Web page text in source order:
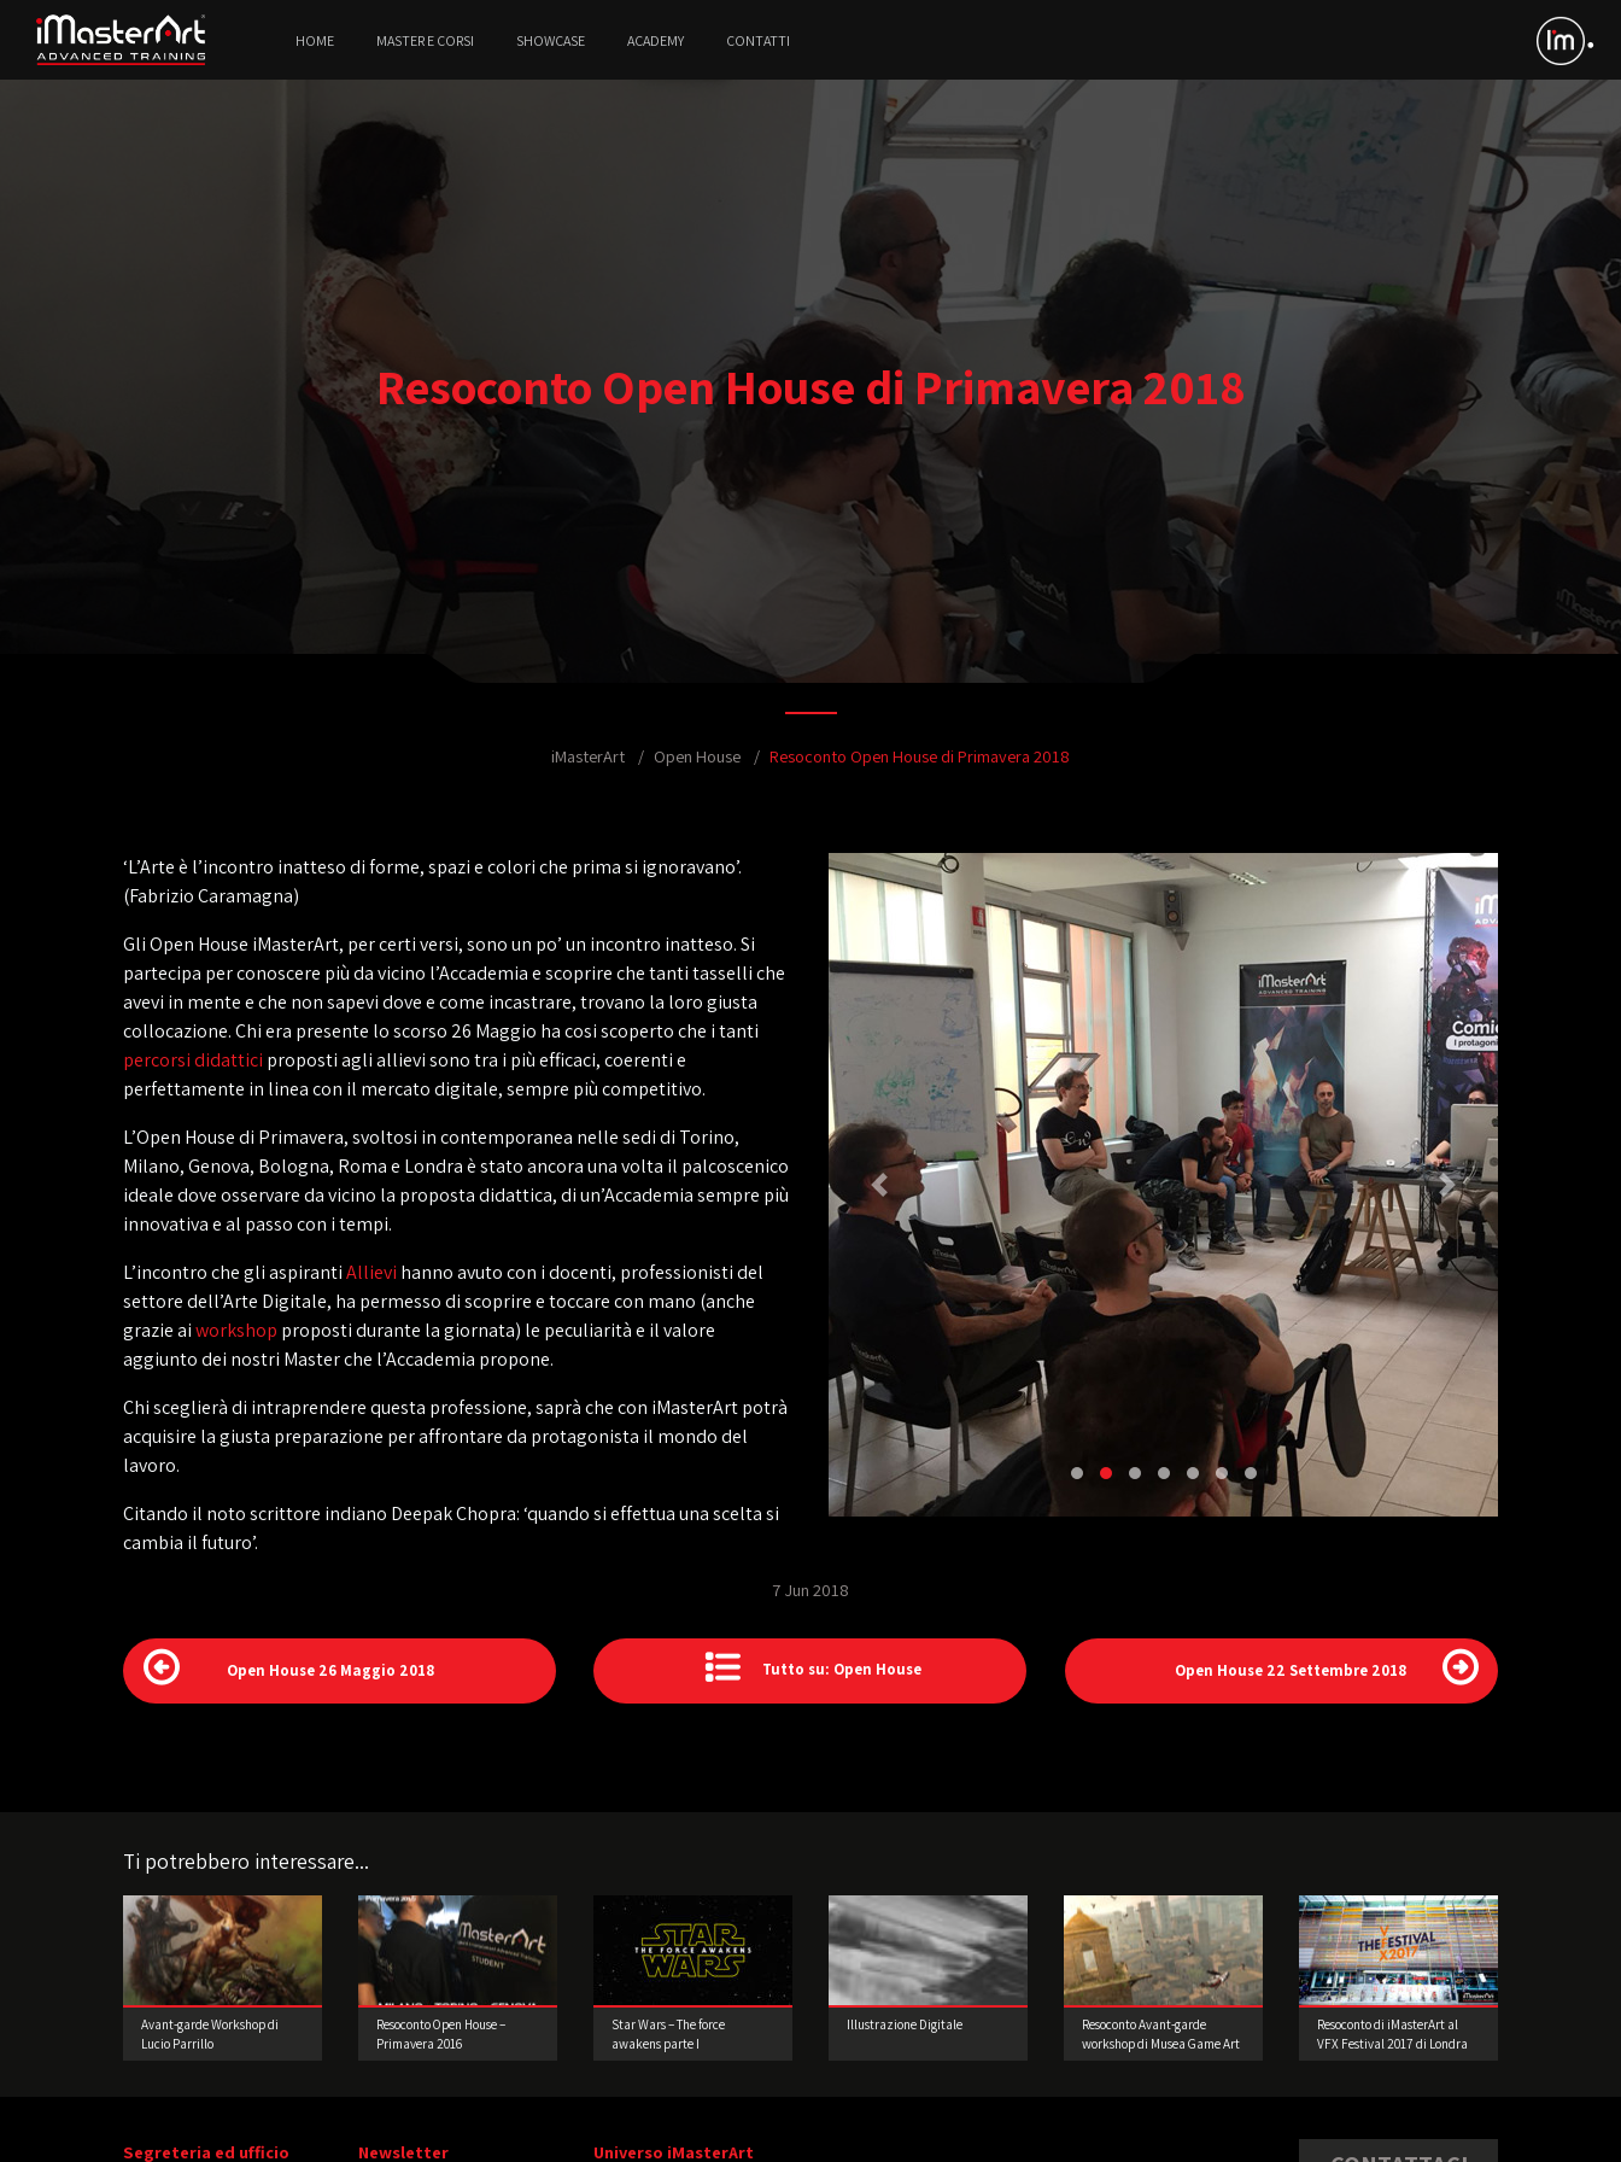
HOME MASTER E CORSI SHOWCASE ACADEMY CONTATTI
Resoconto Open House di Primavera 2018
iMasterArt Open House Resoconto Open House di Primavera 2018
‘L’Arte è l’incontro inatteso di forme, spazi e colori che prima si ignoravano’.
(Fabrizio Caramagna)
Gli Open House iMasterArt, per certi versi, sono un po’ un incontro inatteso. Si
partecipa per conoscere più da vicino l’Accademia e scoprire che tanti tasselli che
avevi in mente e che non sapevi dove e come incastrare, trovano la loro giusta
collocazione. Chi era presente lo scorso 26 Maggio ha cosi scoperto che i tanti
percorsi didattici proposti agli allievi sono tra i più efficaci, coerenti e
perfettamente in linea con il mercato digitale, sempre più competitivo.
L’Open House di Primavera, svoltosi in contemporanea nelle sedi di Torino,
Milano, Genova, Bologna, Roma e Londra è stato ancora una volta il palcoscenico
ideale dove osservare da vicino la proposta didattica, di un’Accademia sempre più
innovativa e al passo con i tempi.
L’incontro che gli aspirantiAllievi hanno avuto con i docenti, professionisti del
settore dell’Arte Digitale, ha permesso di scoprire e toccare con mano (anche
grazie aiworkshop proposti durante la giornata) le peculiarità e il valore
aggiunto dei nostri Master che l’Accademia propone.
Chi sceglierà di intraprendere questa professione, saprà che con iMasterArt potrà
acquisire la giusta preparazione per affrontare da protagonista il mondo del
lavoro.
Citando il noto scrittore indiano Deepak Chopra: ‘quando si effettua una scelta si
cambia il futuro’.
7 Jun 2018
Open House 26 Maggio 2018 Tutto su: Open House Open House 22 Settembre 2018
Ti potrebbero interessare...
Avant-garde Workshop di
Lucio Parrillo
Resoconto Open House –
Primavera 2016
Star Wars – The force
awakens parte I
Illustrazione Digitale
Resoconto Avant-garde
workshop di Musea Game Art
Resoconto di iMasterArt al
VFX Festival 2017 di Londra
Segreteria ed ufficio Newsletter Universo iMasterArt